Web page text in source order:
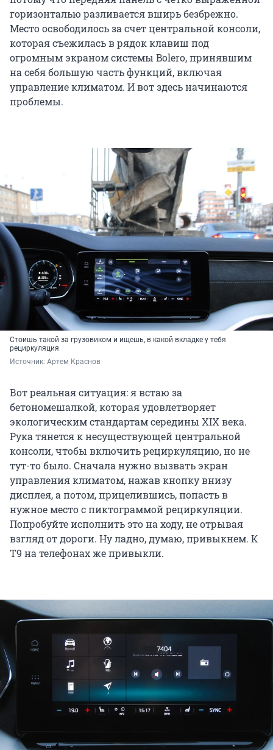
горизонталью разливается вширь безбрежно.
Место освободилось за счет центральной консоли,
которая съежилась в рядок клавиш под
огромным экраном системы Bolero, принявшим
на себя большую часть функций, включая
управление климатом. И вот здесь начинаются
проблемы.
Стоишь такой за грузовиком и ищешь, в какой вкладке у тебя
рециркуляция
Источник: Артем Краснов
Вот реальная ситуация: я встаю за
бетономешалкой, которая удовлетворяет
экологическим стандартам середины XIX века.
Рука тянется к несуществующей центральной
консоли, чтобы включить рециркуляцию, но не
тут-то было. Сначала нужно вызвать экран
управления климатом, нажав кнопку внизу
дисплея, а потом, прицелившись, попасть в
нужное место с пиктограммой рециркуляции.
Попробуйте исполнить это на ходу, не отрывая
взгляд от дороги. Ну ладно, думаю, привыкнем. К
Т9 на телефонах же привыкли.